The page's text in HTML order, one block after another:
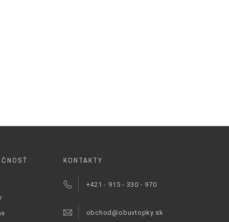
KONTAKTY
+421 - 915 - 330 - 970
obchod@obuvtopky.sk